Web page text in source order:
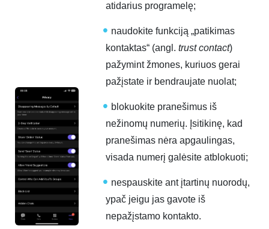
atidarius programelę;
naudokite funkciją „patikimas
kontaktas“ (angl. trust contact)
pažymint žmones, kuriuos gerai
pažįstate ir bendraujate nuolat;
blokuokite pranešimus iš
nežinomų numerių. Įsitikinę, kad
pranešimas nėra apgaulingas,
visada numerį galėsite atblokuoti;
nespauskite ant įtartinų nuorodų,
ypač jeigu jas gavote iš
nepažįstamo kontakto.